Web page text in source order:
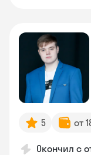
5 от
Окончил с